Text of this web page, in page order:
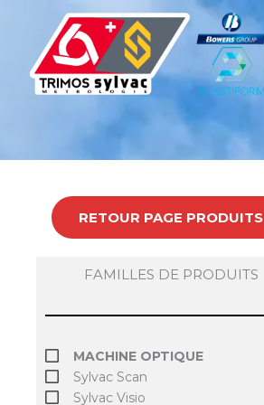
contenu
RETOUR PAGE PRODUITS
FAMILLES DE PRODUITS
MACHINE OPTIQUE
Sylvac Scan
Sylvac Visio